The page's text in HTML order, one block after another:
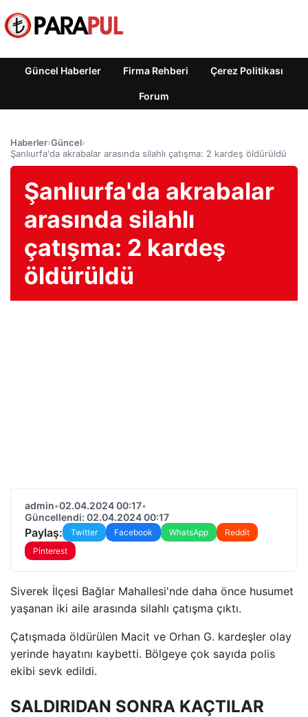
Güncel Haberler Firma Rehberi Çerez Politikası
Forum
Haberler›Güncel›
Şanlıurfa'da akrabalar arasında silahlı çatışma: 2 kardeş öldürüldü
Şanlıurfa'da akrabalar
arasında silahlı
çatışma: 2 kardeş
öldürüldü
admin•02.04.2024 00:17•
Güncellendi: 02.04.2024 00:17
Paylaş: Twitter Facebook WhatsApp
Reddit
Pinterest
Siverek İlçesi Bağlar Mahallesi'nde daha önce husumet
yaşanan iki aile arasında silahlı çatışma çıktı.
Çatışmada öldürülen Macit ve Orhan G. kardeşler olay
yerinde hayatını kaybetti. Bölgeye çok sayıda polis
ekibi sevk edildi.
SALDIRIDAN SONRA KAÇTILAR